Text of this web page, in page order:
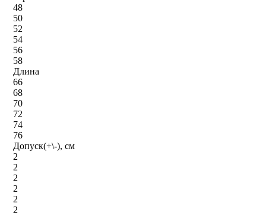
48
50
52
54
56
58
Длина
66
68
70
72
74
76
Допуск(+\-), см
2
2
2
2
2
2